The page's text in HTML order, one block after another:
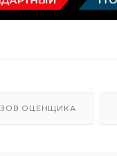
ОЦЕНЩИКА